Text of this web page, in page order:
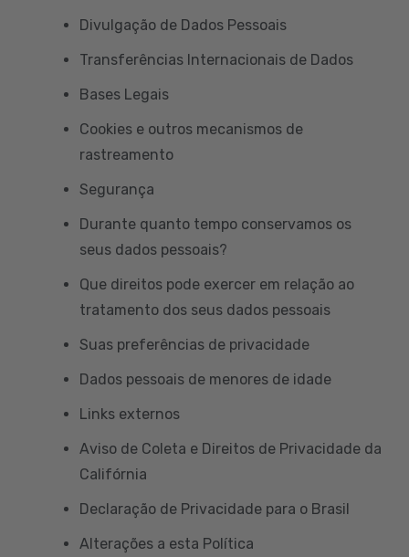
Divulgação de Dados Pessoais
Transferências Internacionais de Dados
Bases Legais
Cookies e outros mecanismos de
rastreamento
Segurança
Durante quanto tempo conservamos os
seus dados pessoais?
Que direitos pode exercer em relação ao
tratamento dos seus dados pessoais
Suas preferências de privacidade
Dados pessoais de menores de idade
Links externos
Aviso de Coleta e Direitos de Privacidade da
Califórnia
Declaração de Privacidade para o Brasil
Alterações a esta Política